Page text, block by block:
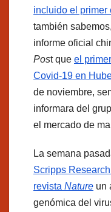
incluido el primer
también
informe oficial
Post que el
Covid-19 en
de noviembre,
informara del
el mercado de
La semana
Scripps
revista Nature un
genómica del